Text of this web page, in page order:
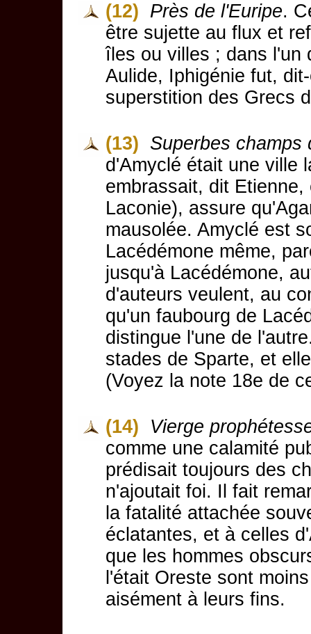
(12) Près de l'Euripe.
être sujette au flux et
îles ou villes ; dans l'un
Aulide, Iphigénie fut,
superstition des Grecs
(13) Superbes champs
d'Amyclé était une ville
embrassait, dit
Laconie), assure
mausolée. Amyclé est
Lacédémone même,
jusqu'à Lacédémone,
d'auteurs veulent, au
qu'un faubourg de
distingue l'une de
stades de Sparte, et
(Voyez la note 18e de
(14)
Vierge
comme une calamité
prédisait toujours des
n'ajoutait foi. Il fait
la fatalité attachée
éclatantes, et à celles
que les hommes
l'était Oreste sont
aisément à leurs fins.